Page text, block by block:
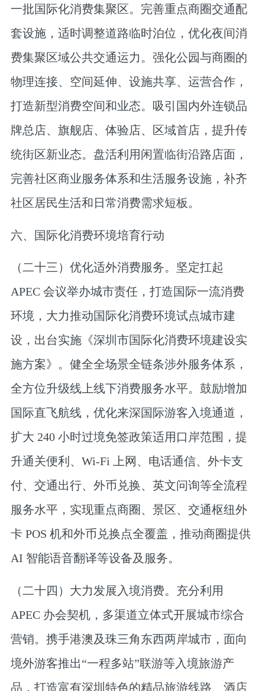
一批国际化消费集聚区。完善重点商圈交通配
套设施，适时调整道路临时泊位，优化夜间消
费集聚区域公共交通运力。强化公园与商圈的
物理连接、空间延伸、设施共享、运营合作，
打造新型消费空间和业态。吸引国内外连锁品
牌总店、旗舰店、体验店、区域首店，提升传
统街区新业态。盘活利用闲置临街沿路店面，
完善社区商业服务体系和生活服务设施，补齐
社区居民生活和日常消费需求短板。
六、国际化消费环境培育行动
（二十三）优化适外消费服务。 坚定扛起
APEC 会议举办城市责任，打造国际一流消费
环境，大力推动国际化消费环境试点城市建
设，出台实施《深圳市国际化消费环境建设实
施方案》。健全全场景全链条涉外服务体系，
全方位升级线上线下消费服务水平。鼓励增加
国际直飞航线，优化来深国际游客入境通道，
扩大 240 小时过境免签政策适用口岸范围，提
升通关便利、Wi-Fi 上网、电话通信、外卡支
付、交通出行、外币兑换、英文问询等全流程
服务水平，实现重点商圈、景区、交通枢纽外
卡 POS 机和外币兑换点全覆盖，推动商圈提供
AI 智能语音翻译等设备及服务。
（二十四）大力发展入境消费。 充分利用
APEC 办会契机，多渠道立体式开展城市综合
营销。携手港澳及珠三角东西两岸城市，面向
境外游客推出“一程多站”联游等入境旅游产
品，打造富有深圳特色的精品旅游线路、酒店